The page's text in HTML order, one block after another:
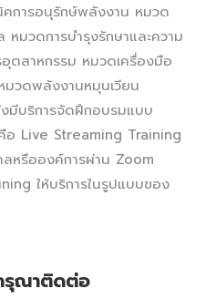
การอนุรักษ์พลังงาน หมวด
หมวดการบำรุงรักษาและความ
ตสาหกรรม หมวดเครื่องมือ
มวดพลังงานหมุนเวียน​
มีบริการจัดฝึกอบรมแบบ
อ Live Streaming Training
หรือองค์การผ่าน Zoom
ให้บริการในรูปแบบของ
รุณาติดต่อ